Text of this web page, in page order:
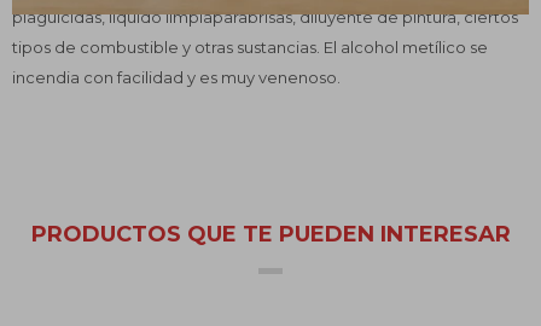
plaguicidas, líquido limpiaparabrisas, diluyente de pintura, ciertos
tipos de combustible y otras sustancias. El alcohol metílico se
incendia con facilidad y es muy venenoso.
PRODUCTOS QUE TE PUEDEN INTERESAR